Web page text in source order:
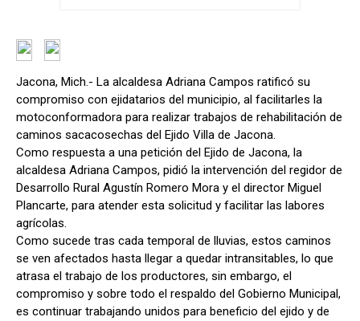
Jacona, Mich.- La alcaldesa Adriana Campos ratificó su
compromiso con ejidatarios del municipio, al facilitarles la
motoconformadora para realizar trabajos de rehabilitación de
caminos sacacosechas del Ejido Villa de Jacona.
Como respuesta a una petición del Ejido de Jacona, la
alcaldesa Adriana Campos, pidió la intervención del regidor de
Desarrollo Rural Agustín Romero Mora y el director Miguel
Plancarte, para atender esta solicitud y facilitar las labores
agrícolas.
Como sucede tras cada temporal de lluvias, estos caminos
se ven afectados hasta llegar a quedar intransitables, lo que
atrasa el trabajo de los productores, sin embargo, el
compromiso y sobre todo el respaldo del Gobierno Municipal,
es continuar trabajando unidos para beneficio del ejido y de